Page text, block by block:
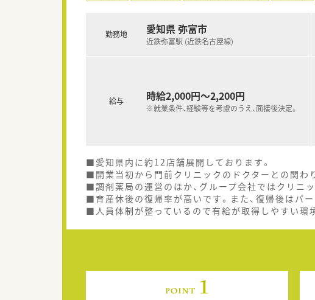
勤務地 愛知県 弥富市
近鉄弥富駅 (近鉄名古屋線)
給与 時給2,000円～2,200円
※就業条件、経験等を考慮のうえ、面接後決定。
■愛知県内に約12店舗展開しております。
■開業当初から門前クリニックのドクターとの関わ
■調剤薬局の運営のほか、グループ会社ではクリニ
■育産休後の復帰率が高いです。また、復帰後はパ
■人員体制が整っているので有給が取得しやすい環